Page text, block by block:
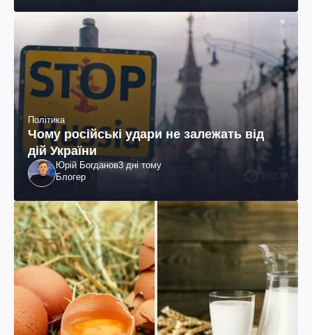
Політика
Чому російські удари не залежать від
дій України
Юрій Богданов3 дні тому
Блогер